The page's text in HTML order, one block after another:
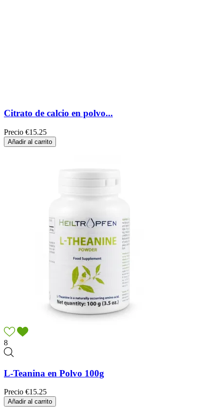
Citrato de calcio en polvo...
Precio €15.25
Añadir al carrito
8
L-Teanina en Polvo 100g
Precio €15.25
Añadir al carrito